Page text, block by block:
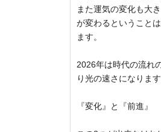
また運気の変化も大
が変わるということ
ます。
2026年は時代の流れ
り光の速さになりま
『変化』と『前進』